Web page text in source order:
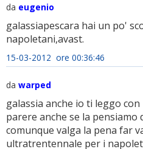
da eugenio
galassiapescara hai un po'
napoletani,avast.
15-03-2012 ore 00:36:46
da warped
galassia anche io ti leggo
parere anche se la pensiamo
comunque valga la pena far
ultratrentennale per i